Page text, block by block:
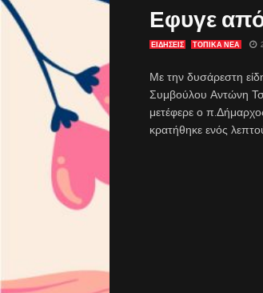
Εφυγε
ΕΙΔΗΣΕΙΣ ΤΟΠΙΚΑ ΝΕΑ
Με την δυσάρεστη
Συμβούλου Αντώνη
μετέφερε ο
κρατήθηκε ενός